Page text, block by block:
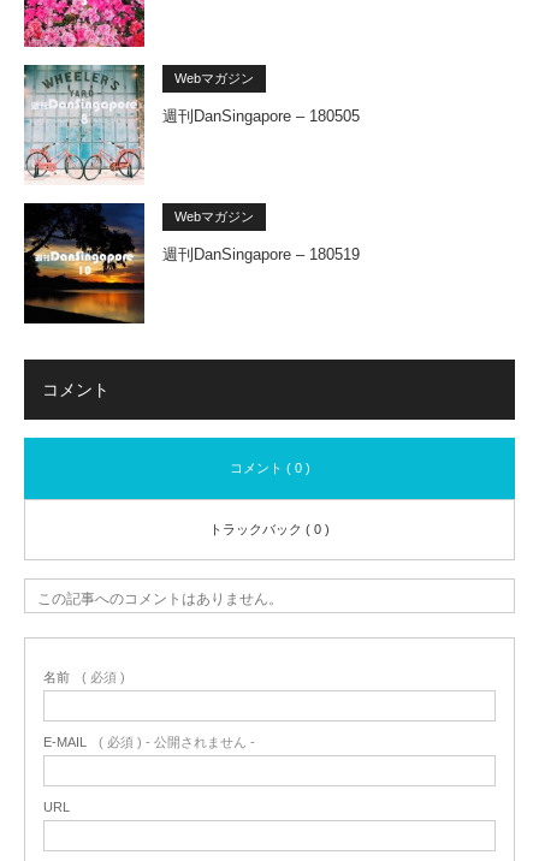
Webマガジン
週刊DanSingapore – 180505
Webマガジン
週刊DanSingapore – 180519
コメント
コメント ( 0 )
トラックバック ( 0 )
この記事へのコメントはありません。
名前 ( 必須 )
E-MAIL ( 必須 ) - 公開されません -
URL